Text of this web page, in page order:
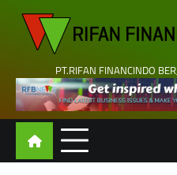
content
PT.RIFAN FINANCINDO